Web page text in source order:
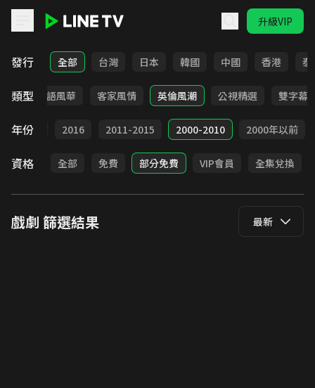
升級VIP
LINE TV - 戲劇
發行 全部 台灣 日本 韓國 中國 香港 泰
類型
俠 台語風華 客家風情 英倫風潮 公視精選 雙字幕
年份
2017 2016 2011-2015 2000-2010 2000年以前
資格 全部 免費 部分免費 VIP會員 全集兌換
戲劇 篩選結果 最新